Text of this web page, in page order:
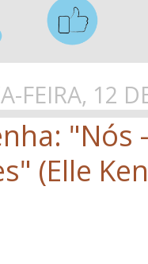
FEIRA, 12
"Nós
(Elle